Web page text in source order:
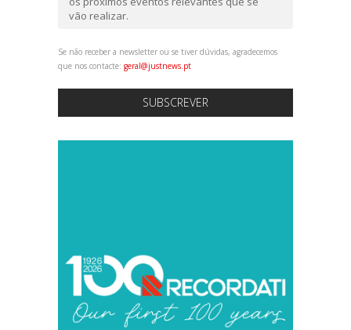
vão realizar.
Se não receber a newsletter ou se tiver dúvidas, agradecemos
que nos contacte: geral@justnews.pt
SUBSCREVER